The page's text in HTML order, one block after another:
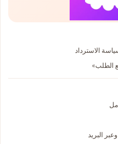
الاسترداد
الطلب»
البريد